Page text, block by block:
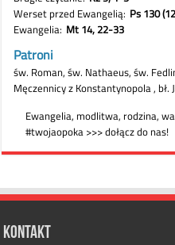
Kontakt